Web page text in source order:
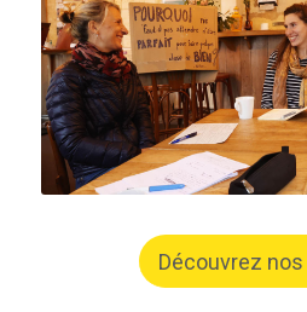
Découvrez